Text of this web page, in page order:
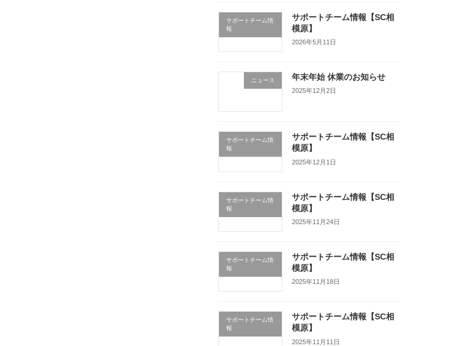
サポートチーム情
報
サポートチーム情報【SC相
模原】
2026年5月11日
ニュース 年末年始 休業のお知らせ
2025年12月2日
サポートチーム情
報
サポートチーム情報【SC相
模原】
2025年12月1日
サポートチーム情
報
サポートチーム情報【SC相
模原】
2025年11月24日
サポートチーム情
報
サポートチーム情報【SC相
模原】
2025年11月18日
サポートチーム情
報
サポートチーム情報【SC相
模原】
2025年11月11日